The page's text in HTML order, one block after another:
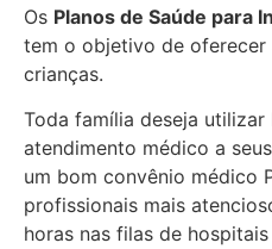
Os Planos de Saúde para
tem o objetivo de oferecer
crianças.
Toda família deseja
atendimento médico a
um bom convênio médico
profissionais mais
horas nas filas de